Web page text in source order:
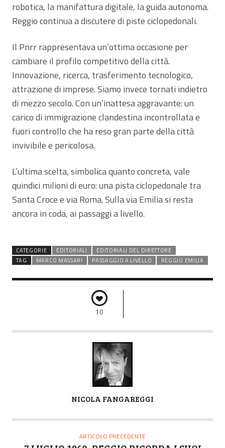
robotica, la manifattura digitale, la guida autonoma.
Reggio continua a discutere di piste ciclopedonali.
Il Pnrr rappresentava un’ottima occasione per
cambiare il profilo competitivo della città.
Innovazione, ricerca, trasferimento tecnologico,
attrazione di imprese. Siamo invece tornati indietro
di mezzo secolo. Con un’inattesa aggravante: un
carico di immigrazione clandestina incontrollata e
fuori controllo che ha reso gran parte della città
invivibile e pericolosa.
L’ultima scelta, simbolica quanto concreta, vale
quindici milioni di euro: una pista ciclopedonale tra
Santa Croce e via Roma. Sulla via Emilia si resta
ancora in coda, ai passaggi a livello.
CATEGORIE EDITORIALI
EDITORIALI DEL DIRETTORE
TAG
MARCO MASSARI PASSAGGIO A LIVELLO REGGIO EMILIA
10
T
NICOLA FANGAREGGI
ARTICOLO PRECEDENTE